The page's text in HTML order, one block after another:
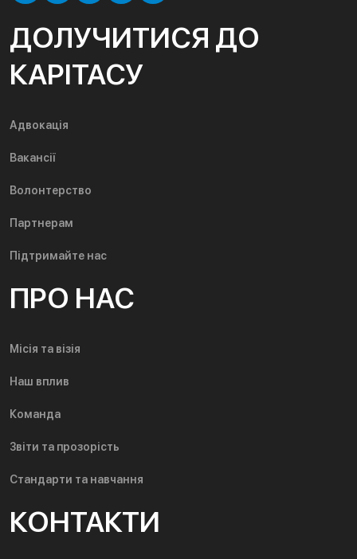
ДОЛУЧИТИСЯ ДО
КАРІТАСУ
Адвокація
Вакансії
Волонтерство
Партнерам
Підтримайте нас
ПРО НАС
Місія та візія
Наш вплив
Команда
Звіти та прозорість
Стандарти та навчання
КОНТАКТИ